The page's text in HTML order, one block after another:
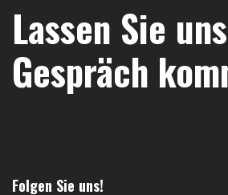
Lassen Sie
Gespräch
Folgen Sie uns!